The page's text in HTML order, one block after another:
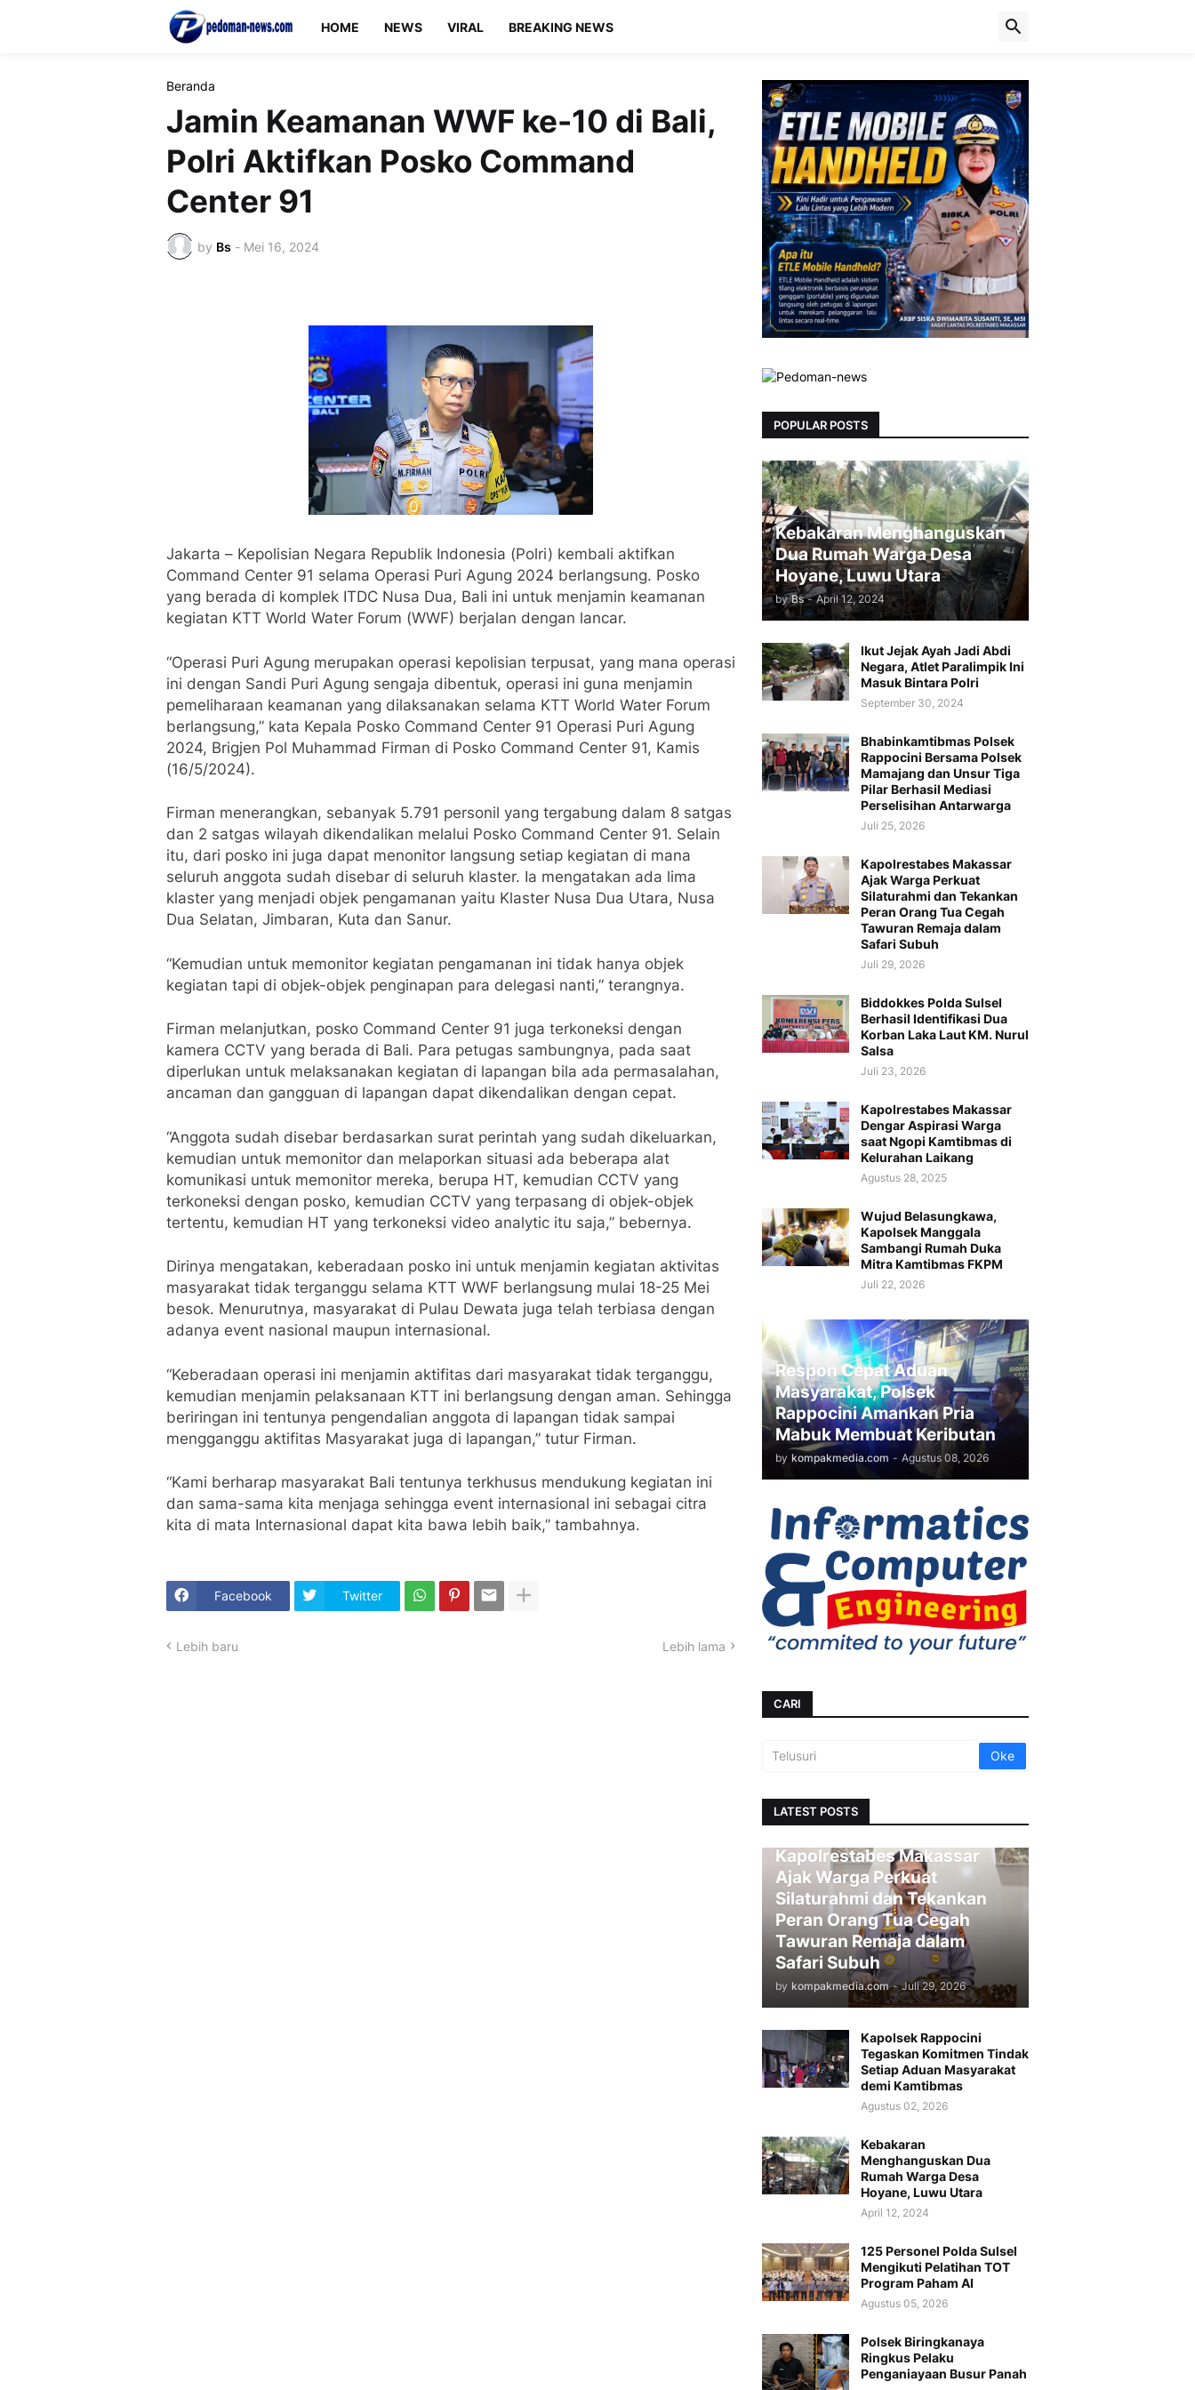
HOME NEWS VIRAL BREAKING NEWS
Beranda
Jamin Keamanan WWF ke-10 di Bali,
Polri Aktifkan Posko Command
Center 91
by Bs - Mei 16, 2024
Jakarta – Kepolisian Negara Republik Indonesia (Polri) kembali aktifkan
Command Center 91 selama Operasi Puri Agung 2024 berlangsung. Posko
yang berada di komplek ITDC Nusa Dua, Bali ini untuk menjamin keamanan
kegiatan KTT World Water Forum (WWF) berjalan dengan lancar.
“Operasi Puri Agung merupakan operasi kepolisian terpusat, yang mana operasi
ini dengan Sandi Puri Agung sengaja dibentuk, operasi ini guna menjamin
pemeliharaan keamanan yang dilaksanakan selama KTT World Water Forum
berlangsung,” kata Kepala Posko Command Center 91 Operasi Puri Agung
2024, Brigjen Pol Muhammad Firman di Posko Command Center 91, Kamis
(16/5/2024).
Firman menerangkan, sebanyak 5.791 personil yang tergabung dalam 8 satgas
dan 2 satgas wilayah dikendalikan melalui Posko Command Center 91. Selain
itu, dari posko ini juga dapat menonitor langsung setiap kegiatan di mana
seluruh anggota sudah disebar di seluruh klaster. Ia mengatakan ada lima
klaster yang menjadi objek pengamanan yaitu Klaster Nusa Dua Utara, Nusa
Dua Selatan, Jimbaran, Kuta dan Sanur.
“Kemudian untuk memonitor kegiatan pengamanan ini tidak hanya objek
kegiatan tapi di objek-objek penginapan para delegasi nanti,” terangnya.
Firman melanjutkan, posko Command Center 91 juga terkoneksi dengan
kamera CCTV yang berada di Bali. Para petugas sambungnya, pada saat
diperlukan untuk melaksanakan kegiatan di lapangan bila ada permasalahan,
ancaman dan gangguan di lapangan dapat dikendalikan dengan cepat.
“Anggota sudah disebar berdasarkan surat perintah yang sudah dikeluarkan,
kemudian untuk memonitor dan melaporkan situasi ada beberapa alat
komunikasi untuk memonitor mereka, berupa HT, kemudian CCTV yang
terkoneksi dengan posko, kemudian CCTV yang terpasang di objek-objek
tertentu, kemudian HT yang terkoneksi video analytic itu saja,” bebernya.
Dirinya mengatakan, keberadaan posko ini untuk menjamin kegiatan aktivitas
masyarakat tidak terganggu selama KTT WWF berlangsung mulai 18-25 Mei
besok. Menurutnya, masyarakat di Pulau Dewata juga telah terbiasa dengan
adanya event nasional maupun internasional.
“Keberadaan operasi ini menjamin aktifitas dari masyarakat tidak terganggu,
kemudian menjamin pelaksanaan KTT ini berlangsung dengan aman. Sehingga
beriringan ini tentunya pengendalian anggota di lapangan tidak sampai
mengganggu aktifitas Masyarakat juga di lapangan,” tutur Firman.
“Kami berharap masyarakat Bali tentunya terkhusus mendukung kegiatan ini
dan sama-sama kita menjaga sehingga event internasional ini sebagai citra
kita di mata Internasional dapat kita bawa lebih baik,” tambahnya.
Facebook Twitter
Lebih baru Lebih lama
POPULAR POSTS
Kebakaran Menghanguskan
Dua Rumah Warga Desa
Hoyane, Luwu Utara
by Bs - April 12, 2024
Ikut Jejak Ayah Jadi Abdi
Negara, Atlet Paralimpik Ini
Masuk Bintara Polri
September 30, 2024
Bhabinkamtibmas Polsek
Rappocini Bersama Polsek
Mamajang dan Unsur Tiga
Pilar Berhasil Mediasi
Perselisihan Antarwarga
Juli 25, 2026
Kapolrestabes Makassar
Ajak Warga Perkuat
Silaturahmi dan Tekankan
Peran Orang Tua Cegah
Tawuran Remaja dalam
Safari Subuh
Juli 29, 2026
Biddokkes Polda Sulsel
Berhasil Identifikasi Dua
Korban Laka Laut KM. Nurul
Salsa
Juli 23, 2026
Kapolrestabes Makassar
Dengar Aspirasi Warga
saat Ngopi Kamtibmas di
Kelurahan Laikang
Agustus 28, 2025
Wujud Belasungkawa,
Kapolsek Manggala
Sambangi Rumah Duka
Mitra Kamtibmas FKPM
Juli 22, 2026
Respon Cepat Aduan
Masyarakat, Polsek
Rappocini Amankan Pria
Mabuk Membuat Keributan
by kompakmedia.com - Agustus 08, 2026
CARI
LATEST POSTS
Kapolrestabes Makassar
Ajak Warga Perkuat
Silaturahmi dan Tekankan
Peran Orang Tua Cegah
Tawuran Remaja dalam
Safari Subuh
by kompakmedia.com - Juli 29, 2026
Kapolsek Rappocini
Tegaskan Komitmen Tindak
Setiap Aduan Masyarakat
demi Kamtibmas
Agustus 02, 2026
Kebakaran
Menghanguskan Dua
Rumah Warga Desa
Hoyane, Luwu Utara
April 12, 2024
125 Personel Polda Sulsel
Mengikuti Pelatihan TOT
Program Paham AI
Agustus 05, 2026
Polsek Biringkanaya
Ringkus Pelaku
Penganiayaan Busur Panah